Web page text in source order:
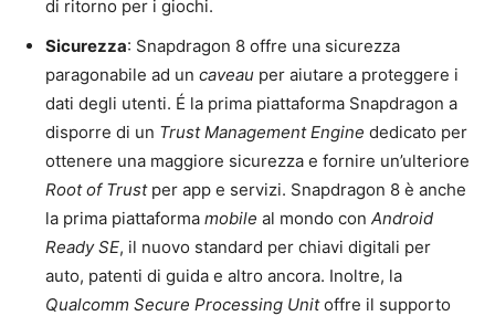
di ritorno per i giochi.
Sicurezza: Snapdragon 8 offre una sicurezza
paragonabile ad un caveau per aiutare a proteggere i
dati degli utenti. É la prima piattaforma Snapdragon a
disporre di un Trust Management Engine dedicato per
ottenere una maggiore sicurezza e fornire un’ulteriore
Root of Trustper app e servizi. Snapdragon 8 è anche
la prima piattaforma mobile al mondo con Android
Ready SE, il nuovo standard per chiavi digitali per
auto, patenti di guida e altro ancora. Inoltre, la
Qualcomm Secure Processing Unitoffre il supporto